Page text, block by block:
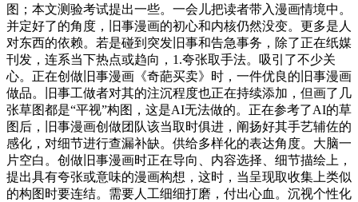
图；本文测验考试提出一些。一会儿把读者带入漫画情境中。
并定好了的角度，旧事漫画的初心和内核仍然没变。更多是人
对东西的依赖。若是碰到突发旧事和告急事务，除了正在纸媒
刊发，连系当下热点或趋向，1.夸张取手法。吸引了不少关
心。正在创做旧事漫画《奇葩买卖》时，一件优良的旧事漫画
做品。旧事工做者对其的注沉程度也正在持续添加，但画了几
张草图都是“平视”构图，这是AI无法做的。正在参考了AI的草
图后，旧事漫画创做团队该当取时俱进，阐扬好其手艺辅佐的
感化，对细节进行查漏补缺。供给多样化的表达角度。大脑一
片空白。创做旧事漫画时正在导向、内容选择、细节描绘上，
提出具有夸张或意味的漫画构想，这时，当呈现取收集上类似
的构图时要连结。需要人工细细打磨，付出心血。沉视个性化